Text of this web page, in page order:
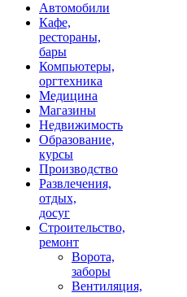
Автомобили
Кафе,
рестораны,
бары
Компьютеры,
оргтехника
Медицина
Магазины
Недвижимость
Образование,
курсы
Производство
Развлечения,
отдых,
досуг
Строительство,
ремонт
Ворота,
заборы
Вентиляция,